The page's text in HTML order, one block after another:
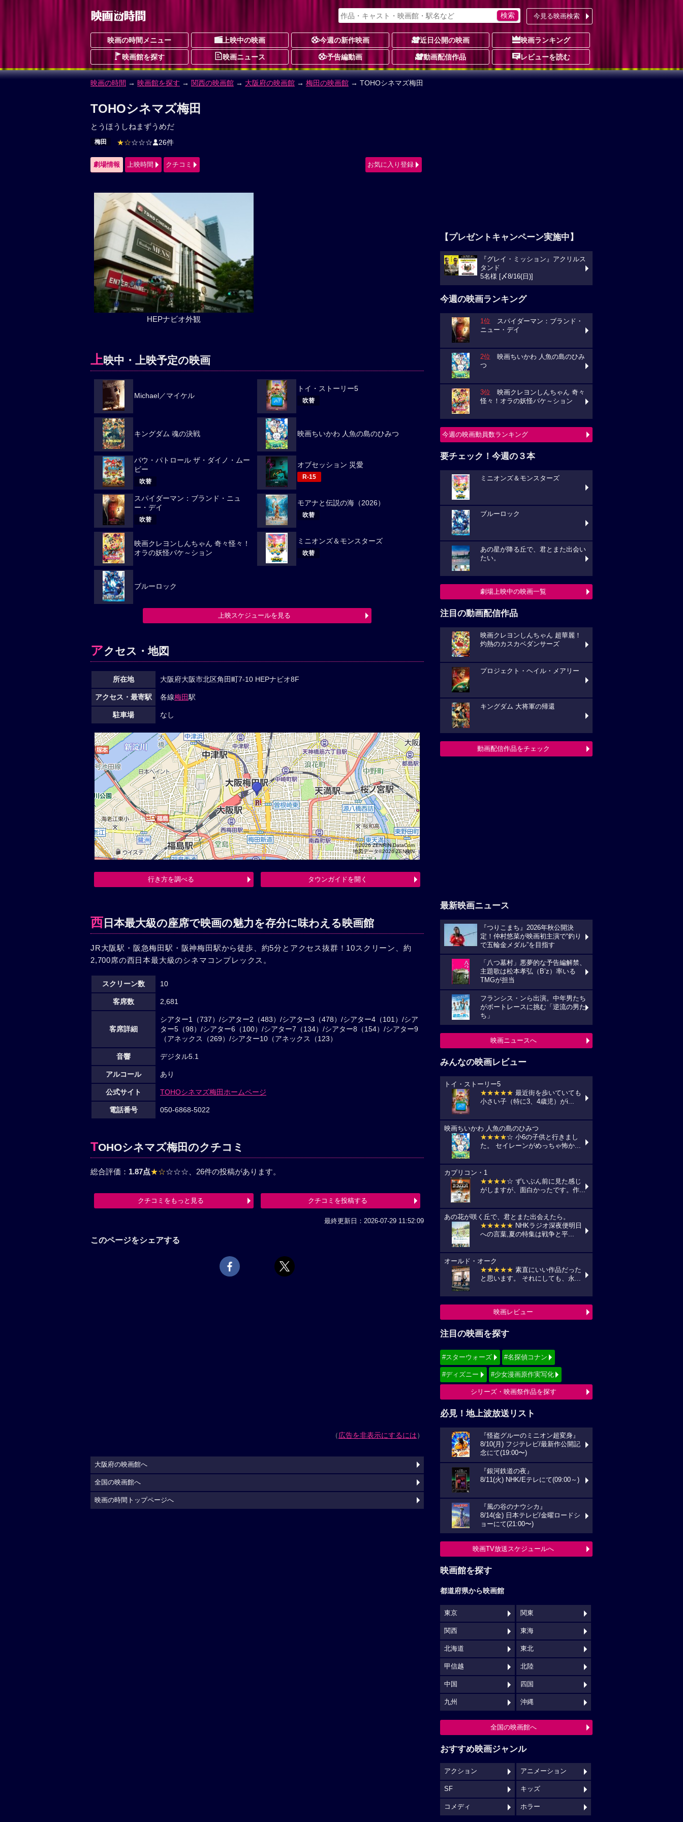
今見る映画検索
映画の時間メニュー 上映中の映画 今週の新作映画 近日公開の映画 映画ランキング
映画館を探す 映画ニュース 予告編動画 動画配信作品 レビューを読む
映画の時間 → 映画館を探す → 関西の映画館 → 大阪府の映画館 → 梅田の映画館 → TOHOシネマズ梅田
TOHOシネマズ梅田
とうほうしねまずうめだ
梅田 ★☆☆☆☆ 26件
劇場情報 上映時間 クチコミ お気に入り登録
HEPナビオ外観
上映中・上映予定の映画
Michael／マイケル
トイ・ストーリー5
吹替
キングダム 魂の決戦 映画ちいかわ 人魚の島のひみつ
パウ・パトロール ザ・ダイノ・ムー
ビー
吹替
オブセッション 災愛
R-15
スパイダーマン：ブランド・ニュ
ー・デイ
吹替
モアナと伝説の海（2026）
吹替
映画クレヨンしんちゃん 奇々怪々！
オラの妖怪バケ～ション
ミニオンズ＆モンスターズ
吹替
ブルーロック
上映スケジュールを見る
アクセス・地図
所在地 大阪府大阪市北区角田町7-10 HEPナビオ8F
アクセス・最寄駅 各線梅田駅
駐車場 なし
©2026 ZENRIN DataCom
地図データ©2026 ZENRIN
行き方を調べる タウンガイドを開く
西 日本最大級の座席で映画の魅力を存分に味わえる映画館
JR大阪駅・阪急梅田駅・阪神梅田駅から徒歩、約5分とアクセス抜群！10スクリーン、約
2,700席の西日本最大級のシネマコンプレックス。
スクリーン数 10
客席数 2,681
客席詳細
シアター1（737）/シアター2（483）/シアター3（478）/シアター4（101）/シア
ター5（98）/シアター6（100）/シアター7（134）/シアター8（154）/シアター9
（アネックス（269）/シアター10（アネックス（123）
音響 デジタル5.1
アルコール あり
公式サイト TOHOシネマズ梅田ホームページ
電話番号 050-6868-5022
TOHOシネマズ梅田のクチコミ
総合評価： 1.87点★☆☆☆☆ 、26件の投稿があります。
クチコミをもっと見る クチコミを投稿する
最終更新日：2026-07-29 11:52:09
このページをシェアする
（広告を非表示にするには）
【プレゼントキャンペーン実施中】
『グレイ・ミッション』アクリルス
タンド
5名様 [〆8/16(日)]
今週の映画ランキング
1位 スパイダーマン：ブランド・
ニュー・デイ
2位 映画ちいかわ 人魚の島のひみ
つ
3位 映画クレヨンしんちゃん 奇々
怪々！オラの妖怪バケ～ション
今週の映画動員数ランキング
要チェック！今週の３本
ミニオンズ＆モンスターズ
ブルーロック
あの星が降る丘で、君とまた出会い
たい。
劇場上映中の映画一覧
注目の動画配信作品
映画クレヨンしんちゃん 超華麗！
灼熱のカスカベダンサーズ
プロジェクト・ヘイル・メアリー
キングダム 大将軍の帰還
動画配信作品をチェック
最新映画ニュース
『つりこまち』2026年秋公開決
定！仲村悠菜が映画初主演で“釣り
で五輪金メダル”を目指す
「八つ墓村」悪夢的な予告編解禁、
主題歌は松本孝弘（B’z）率いる
TMGが担当
フランシス・ンら出演。中年男たち
がボートレースに挑む「逆流の男た
ち」
映画ニュースへ
みんなの映画レビュー
トイ・ストーリー5
★★★★★ 最近街を歩いていても
小さい子（特に3、4歳児）がi...
映画ちいかわ 人魚の島のひみつ
★★★★☆ 小6の子供と行きまし
た。 セイレーンがめっちゃ怖か...
カプリコン・1
★★★★☆ ずいぶん前に見た感じ
がしますが、面白かったです。作...
あの花が咲く丘で、君とまた出会えたら。
★★★★★ NHKラジオ深夜便明日
への言葉,夏の特集は戦争と平...
オールド・オーク
★★★★★ 素直にいい作品だった
と思います。 それにしても、永...
映画レビュー
注目の映画を探す
#スターウォーズ #名探偵コナン
#ディズニー #少女漫画原作実写化
シリーズ・映画祭作品を探す
必見！地上波放送リスト
『怪盗グルーのミニオン超変身』
8/10(月) フジテレビ/最新作公開記
念にて(19:00〜)
『銀河鉄道の夜』
8/11(火) NHK/Eテレにて(09:00～)
『風の谷のナウシカ』
8/14(金) 日本テレビ/金曜ロードシ
ョーにて(21:00〜)
映画TV放送スケジュールへ
映画館を探す
都道府県から映画館
東京 関東
関西 東海
北海道 東北
甲信越 北陸
中国 四国
九州 沖縄
全国の映画館へ
おすすめ映画ジャンル
アクション アニメーション
SF キッズ
コメディ ホラー
大阪府の映画館へ
全国の映画館へ
映画の時間トップページへ